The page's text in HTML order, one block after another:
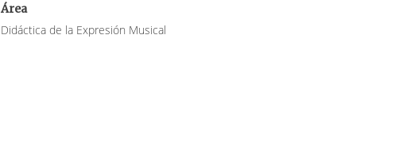
Área
Didáctica de la Expresión Musical